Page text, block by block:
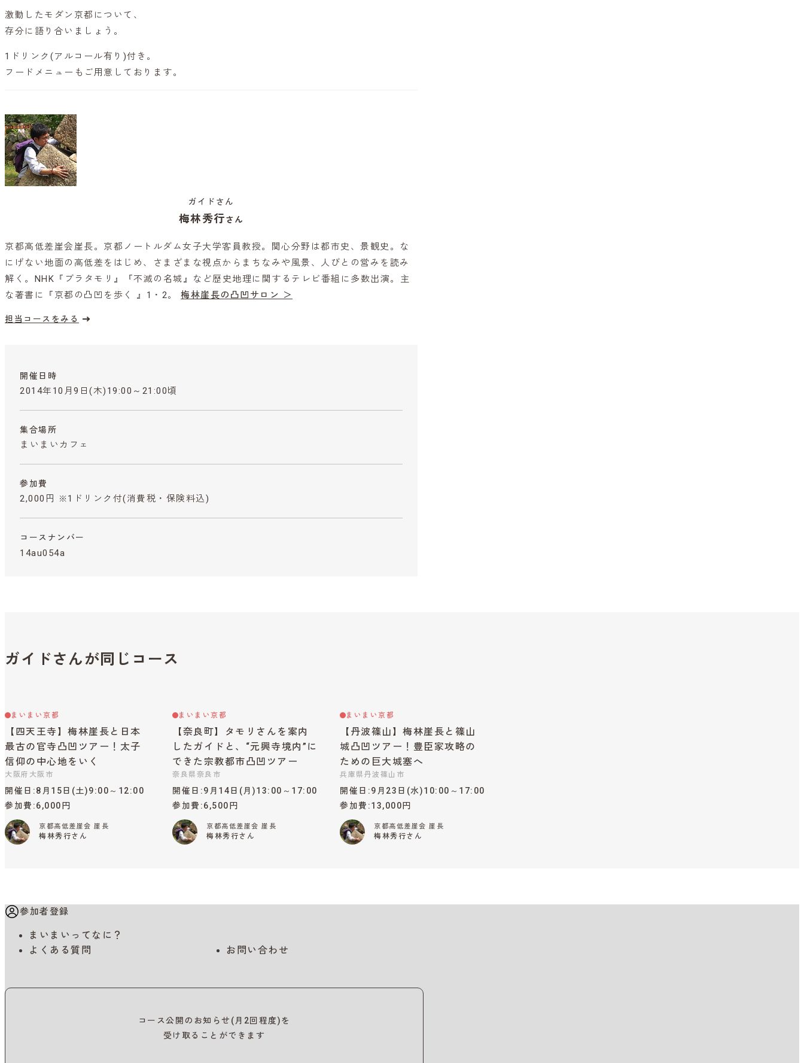
激動したモダン京都について、
存分に語り合いましょう。
1ドリンク(アルコール有り)付き。
フードメニューもご用意しております。
ガイドさん
梅林秀行さん
京都高低差崖会崖長。京都ノートルダム女子大学客員教授。関心分野は都市史、景観史。な
にげない地面の高低差をはじめ、さまざまな視点からまちなみや風景、人びとの営みを読み
解く。NHK『ブラタモリ』『不滅の名城』など歴史地理に関するテレビ番組に多数出演。主
な著書に『京都の凸凹を歩く 』1・2。 梅林崖長の凸凹サロン ＞
担当コースをみる
開催日時
2014年10月9日(木)19:00～21:00頃
集合場所
まいまいカフェ
参加費
2,000円 ※1ドリンク付(消費税・保険料込)
コースナンバー
14au054a
ガイドさんが同じコース
まいまい京都
【四天王寺】梅林崖長と日本
最古の官寺凸凹ツアー！太子
信仰の中心地をいく
大阪府大阪市
開催日
8月15日(土)9:00～12:00
参加費 6,000円
京都高低差崖会 崖長
梅林秀行さん
まいまい京都
【奈良町】タモリさんを案内
したガイドと、“元興寺境内”に
できた宗教都市凸凹ツアー
奈良県奈良市
開催日
9月14日(月)13:00～17:00
参加費 6,500円
京都高低差崖会 崖長
梅林秀行さん
まいまい京都
【丹波篠山】梅林崖長と篠山
城凸凹ツアー！豊臣家攻略の
ための巨大城塞へ
兵庫県丹波篠山市
開催日
9月23日(水)10:00～17:00
参加費 13,000円
京都高低差崖会 崖長
梅林秀行さん
参加者登録
まいまいってなに？
よくある質問
お問い合わせ
コース公開のお知らせ(月2回程度)を
受け取ることができます